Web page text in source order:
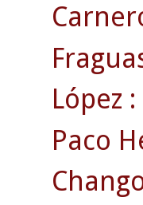
López
Paco